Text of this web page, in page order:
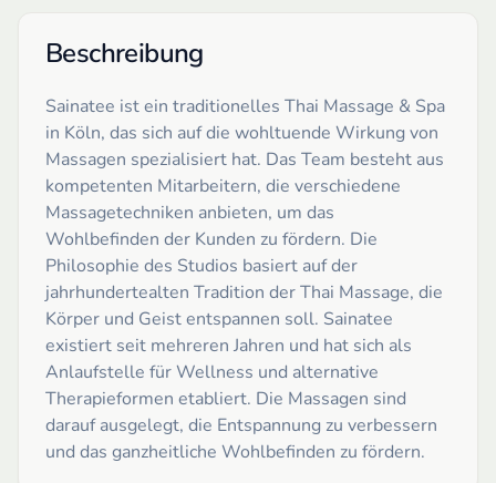
Beschreibung
Sainatee ist ein traditionelles Thai Massage & Spa
in Köln, das sich auf die wohltuende Wirkung von
Massagen spezialisiert hat. Das Team besteht aus
kompetenten Mitarbeitern, die verschiedene
Massagetechniken anbieten, um das
Wohlbefinden der Kunden zu fördern. Die
Philosophie des Studios basiert auf der
jahrhundertealten Tradition der Thai Massage, die
Körper und Geist entspannen soll. Sainatee
existiert seit mehreren Jahren und hat sich als
Anlaufstelle für Wellness und alternative
Therapieformen etabliert. Die Massagen sind
darauf ausgelegt, die Entspannung zu verbessern
und das ganzheitliche Wohlbefinden zu fördern.